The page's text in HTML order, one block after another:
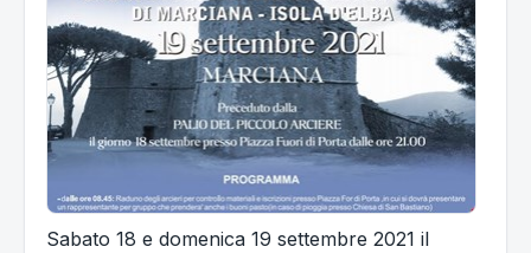
Sabato 18 e domenica 19 settembre 2021 il